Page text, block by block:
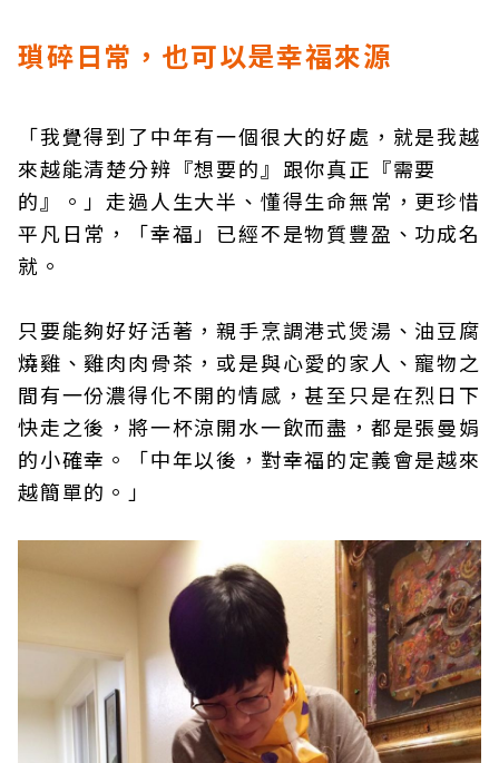
瑣碎日常，也可以是幸福來源
「我覺得到了中年有一個很大的好處，就是我越
來越能清楚分辨『想要的』跟你真正『需要
的』。」走過人生大半、懂得生命無常，更珍惜
平凡日常，「幸福」已經不是物質豐盈、功成名
就。
只要能夠好好活著，親手烹調港式煲湯、油豆腐
燒雞、雞肉肉骨茶，或是與心愛的家人、寵物之
間有一份濃得化不開的情感，甚至只是在烈日下
快走之後，將一杯涼開水一飲而盡，都是張曼娟
的小確幸。「中年以後，對幸福的定義會是越來
越簡單的。」